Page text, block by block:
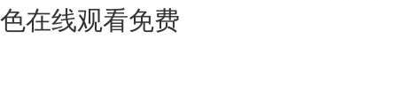
色在线观看免费